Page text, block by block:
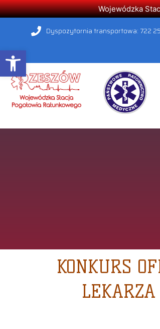
Open toolbar
Wojewódzka
Dyspozytornia transportowa: 722
KONKURS